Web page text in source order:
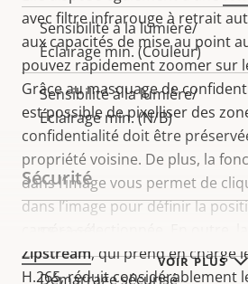
avec filtre infrarouge à retrait
aux capacités de mise au point
pouvez rapidement zoomer sur
Grâce au masquage de
est possible de pixelliser des
confidentialité doit être
propriété voisine. De plus, la
dans l’image vous permet de
dans l’image pour définir la
Zipstream, qui prend en charge
H.265, réduit considérablement
VOIR PLUS
Sensibilité à la lumière/
Éclairage min. (Couleur)
Sensibilité à la lumière/
Éclairage min. (N/B)
Sécurité
de la
propriété
la
propriété
Démarrage sécurisé